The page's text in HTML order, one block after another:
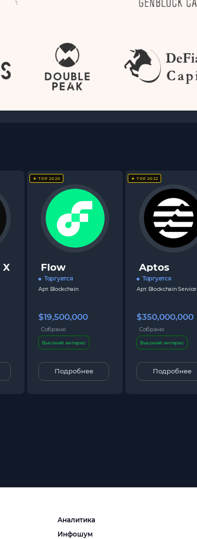
★ TOP 2020
Flow
Торгуется
Арт. Blockchain
$19,500,000
Собрано
Высокий интерес
Подробнее
★ TOP 2022
Aptos
Торгуется
Арт. Blockchain Service
$350,000,000
Собрано
Высокий интерес
Подробнее
Аналитика
Инфошум